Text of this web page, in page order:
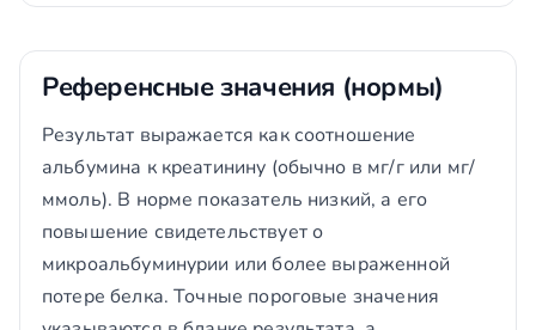
Референсные значения (нормы)
Результат выражается как соотношение
альбумина к креатинину (обычно в мг/г или мг/
ммоль). В норме показатель низкий, а его
повышение свидетельствует о
микроальбуминурии или более выраженной
потере белка. Точные пороговые значения